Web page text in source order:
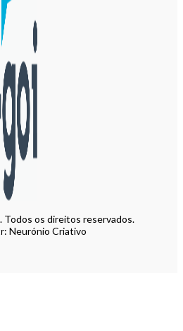
os direitos reservados.
Neurónio Criativo